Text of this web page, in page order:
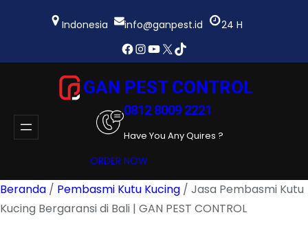
Indonesia info@ganpest.id 24 H
Facebook
Instagram
YouTube
X TikTok
GAN PEST CONTROL
0812 8009 2221
Have You Any Quires ?
ORDER NOW
Beranda / Pembasmi Kutu Kucing / Jasa Pembasmi Kutu
Kucing Bergaransi di Bali | GAN PEST CONTROL